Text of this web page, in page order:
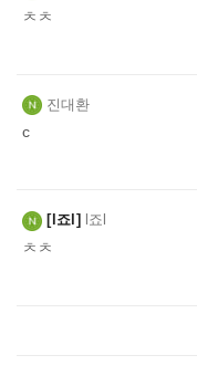
ㅊㅊ
진대환
c
l죠l l죠l
ㅊㅊ